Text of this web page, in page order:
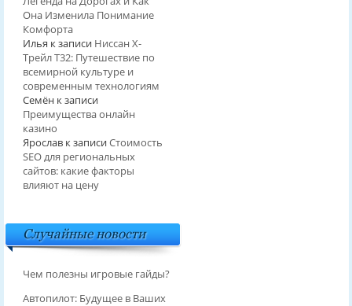
Она Изменила Понимание
Комфорта
Илья к записи Ниссан Х-
Трейл T32: Путешествие по
всемирной культуре и
современным технологиям
Семёнк записи
Преимущества онлайн
казино
Ярославк записиСтоимость
SEO для региональных
сайтов: какие факторы
влияют на цену
Случайные новости
Чем полезны игровые гайды?
Автопилот: Будущее в Ваших